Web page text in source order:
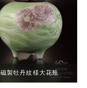
磁製牡丹紋様大花瓶